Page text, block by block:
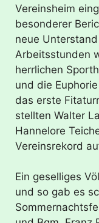
Vereinsheim
besonderer
neue
Arbeitsstunden
herrlichen
und die
das erste
stellten Walter
Hannelore
Vereinsrekord
Ein geselliges
und so gab es